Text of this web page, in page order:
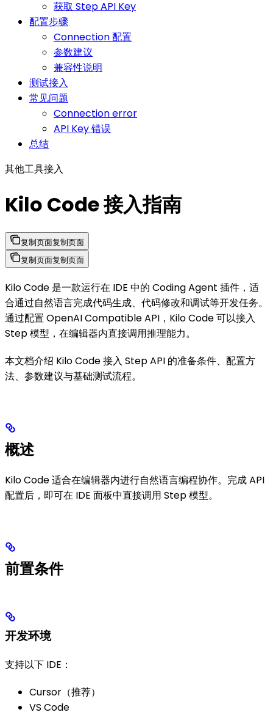
获取 Step API Key
配置步骤
Connection 配置
参数建议
兼容性说明
测试接入
常见问题
Connection error
API Key 错误
总结
其他工具接入
Kilo Code 接入指南
复制页面复制页面
复制页面复制页面
Kilo Code 是一款运行在 IDE 中的 Coding Agent 插件，适
合通过自然语言完成代码生成、代码修改和调试等开发任务。
通过配置 OpenAI Compatible API，Kilo Code 可以接入
Step 模型，在编辑器内直接调用推理能力。
本文档介绍 Kilo Code 接入 Step API 的准备条件、配置方
法、参数建议与基础测试流程。
概述
Kilo Code 适合在编辑器内进行自然语言编程协作。完成 API
配置后，即可在 IDE 面板中直接调用 Step 模型。
前置条件
开发环境
支持以下 IDE：
Cursor（推荐）
VS Code